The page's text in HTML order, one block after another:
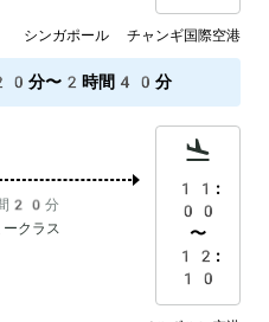
シンガポール チャンギ国際空港
分〜2時間40分
20分
ークラス
11:
00
〜
12:
10